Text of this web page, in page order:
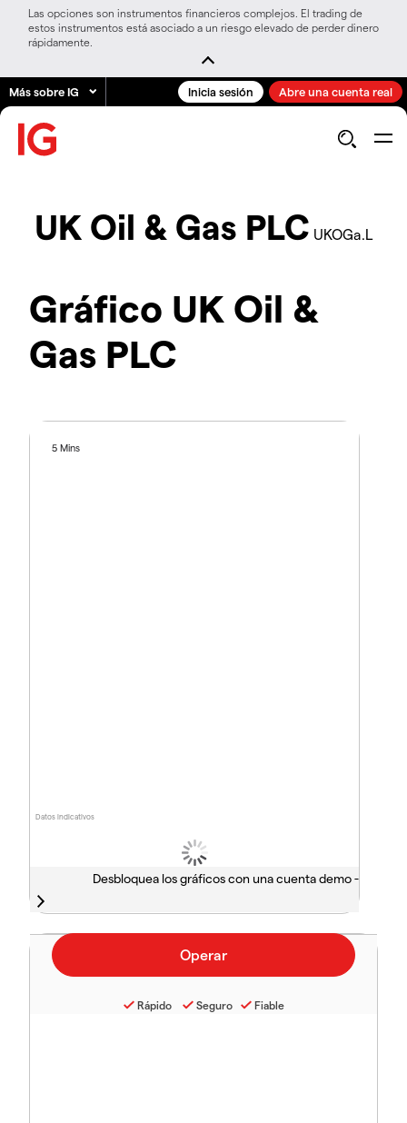
Las opciones son instrumentos financieros complejos. El trading de
estos instrumentos está asociado a un riesgo elevado de perder dinero
rápidamente.
Más sobre IG Inicia sesión Abre una cuenta real
UK Oil & Gas PLC UKOGa.L
Gráfico UK Oil &
Gas PLC
Datos indicativos
5 Mins
Desbloquea los gráficos con una cuenta demo -
Rápido Seguro Fiable